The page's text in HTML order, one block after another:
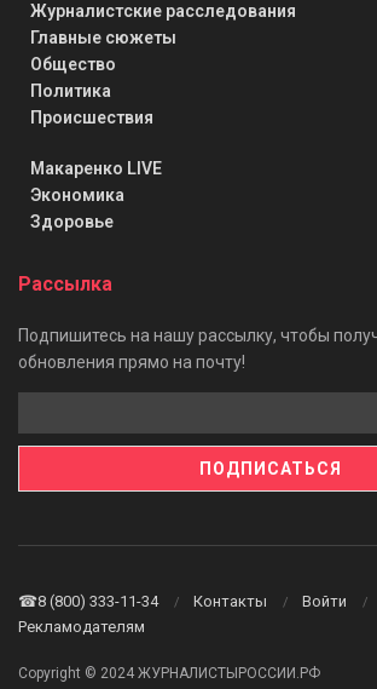
Журналистские расследования
Главные сюжеты
Общество
Политика
Происшествия
Макаренко LIVE
Экономика
Здоровье
Рассылка
Подпишитесь на нашу рассылку, чтобы
обновления прямо на почту!
☎8 (800) 333-11-34 Контакты Войти
Рекламодателям
Copyright © 2024 ЖУРНАЛИСТЫРОССИИ.РФ